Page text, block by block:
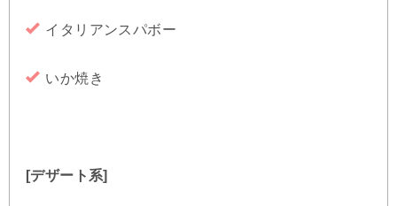
イタリアンスパボー
いか焼き
[デザート系]